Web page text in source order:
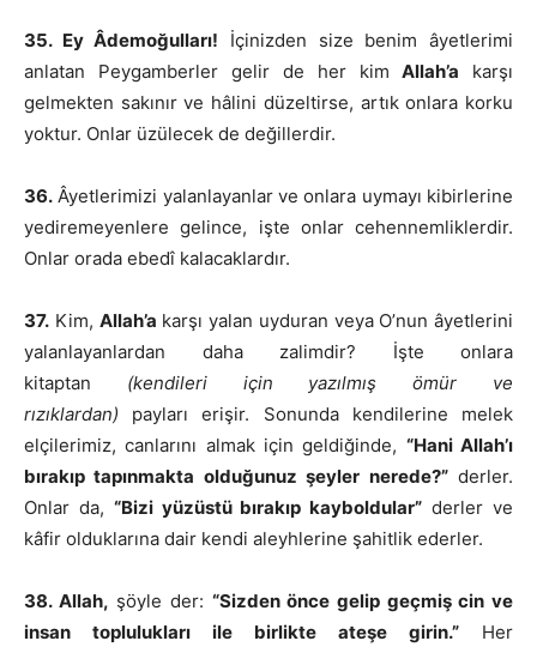
35. Ey Âdemoğulları! İçinizden size benim âyetlerimi
anlatan Peygamberler gelir de her kim Allah’a karşı
gelmekten sakınır ve hâlini düzeltirse, artık onlara korku
yoktur. Onlar üzülecek de değillerdir.
36. Âyetlerimizi yalanlayanlar ve onlara uymayı kibirlerine
yediremeyenlere gelince, işte onlar cehennemliklerdir.
Onlar orada ebedî kalacaklardır.
37. Kim, Allah’a karşı yalan uyduran veya O’nun âyetlerini
yalanlayanlardan daha zalimdir? İşte onlara
kitaptan (kendileri için yazılmış ömür ve
rızıklardan) payları erişir. Sonunda kendilerine melek
elçilerimiz, canlarını almak için geldiğinde, “Hani Allah’ı
bırakıp tapınmakta olduğunuz şeyler nerede?”derler.
Onlar da, “Bizi yüzüstü bırakıp kayboldular” derler ve
kâfir olduklarına dair kendi aleyhlerine şahitlik ederler.
38. Allah, şöyle der: “Sizden önce gelip geçmiş cin ve
insan toplulukları ile birlikte ateşe girin.” Her